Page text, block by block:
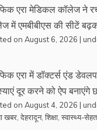
एरा मेडिकल कॉलेज ने
में एमबीबीएस की सीटें
on August 6, 2026 |
एरा में डॉक्टर्स एंड
दूर करने को ऐप बनाएंगे
on August 4, 2026 |
खबर देहरादून, शिक्षा स्वास्थ्य-सेहत